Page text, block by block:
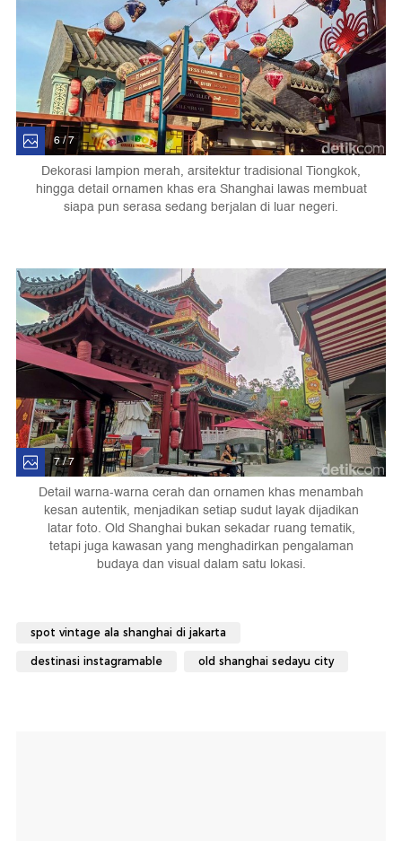
6 / 7
Dekorasi lampion merah, arsitektur tradisional Tiongkok,
hingga detail ornamen khas era Shanghai lawas membuat
siapa pun serasa sedang berjalan di luar negeri.
7 / 7
Detail warna-warna cerah dan ornamen khas menambah
kesan autentik, menjadikan setiap sudut layak dijadikan
latar foto. Old Shanghai bukan sekadar ruang tematik,
tetapi juga kawasan yang menghadirkan pengalaman
budaya dan visual dalam satu lokasi.
spot vintage ala shanghai di jakarta
destinasi instagramable old shanghai sedayu city